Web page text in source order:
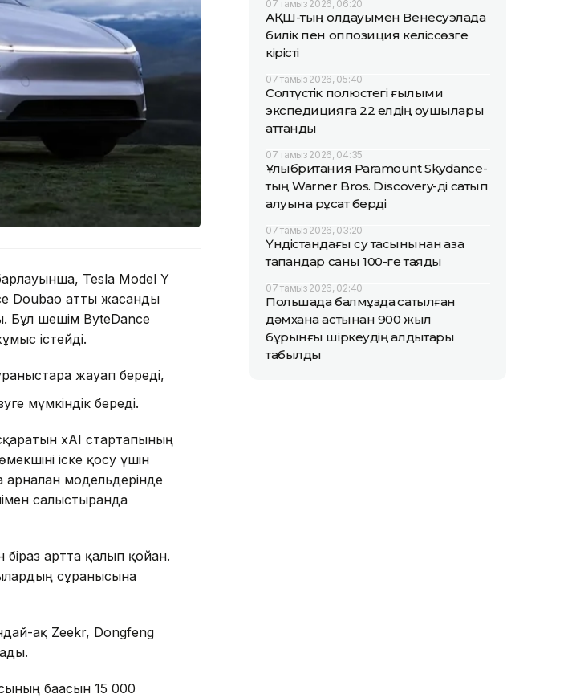
Tesla Model Y
Doubao атты жасанды
Бұл шешім ByteDance
істейді.
жауап береді,
мүмкіндік береді.
xAI стартапының
іске қосу үшін
модельдерінде
салыстырғанда
артта қалып қойған.
сұранысына
ақ Zeekr, Dongfeng
бағасын 15 000
07 тамыз 2026, 06:20
АҚШ-тың қолдауымен Венесуэлада
билік пен оппозиция келіссөзге
кірісті
07 тамыз 2026, 05:40
Солтүстік полюстегі ғылыми
экспедицияға 22 елдің оқушылары
аттанды
07 тамыз 2026, 04:35
Ұлыбритания Paramount Skydance-
тың Warner Bros. Discovery-ді сатып
алуына рұқсат берді
07 тамыз 2026, 03:20
Үндістандағы су тасқынынан қаза
тапқандар саны 100-ге таяды
07 тамыз 2026, 02:40
Польшада балмұздақ сатылған
дәмхана астынан 900 жыл
бұрынғы шіркеудің қалдықтары
табылды